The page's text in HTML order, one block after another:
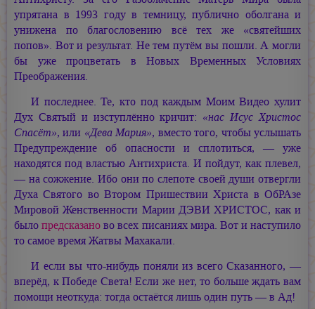
упрятана в 1993 году в темницу, публично оболгана и
унижена по благословению всё тех же «святейших
попов». Вот и результат. Не тем путём вы пошли. А могли
бы уже процветать в Новых Временных Условиях
Преображения.
И последнее. Те, кто под каждым Моим Видео хулит
Дух Святый и изступлённо кричит: «нас Исус Христос
Спасёт», или «Дева Мария», вместо того, чтобы услышать
Предупреждение об опасности и сплотиться, — уже
находятся под властью Антихриста. И пойдут, как плевел,
— на сожжение. Ибо они по слепоте своей души отвергли
Духа Святого во Втором Пришествии Христа в ОбРАзе
Мировой Женственности Марии ДЭВИ ХРИСТОС, как и
былопредсказаново всех писаниях мира. Вот и наступило
то самое время Жатвы Махакали.
И если вы что-нибудь поняли из всего Сказанного, —
вперёд, к Победе Света! Если же нет, то больше ждать вам
помощи неоткуда: тогда остаётся лишь один путь — в Ад!